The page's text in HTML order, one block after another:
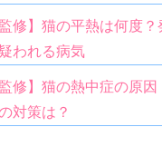
修】猫の平熱は何度
われる病気
修】猫の熱中症の原
対策は？